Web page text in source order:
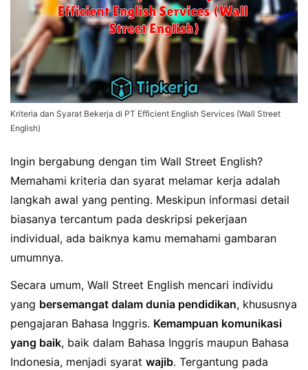
Kriteria dan Syarat Bekerja di PT Efficient English Services (Wall Street
English)
Ingin bergabung dengan tim Wall Street English?
Memahami kriteria dan syarat melamar kerja adalah
langkah awal yang penting. Meskipun informasi detail
biasanya tercantum pada deskripsi pekerjaan
individual, ada baiknya kamu memahami gambaran
umumnya.
Secara umum, Wall Street English mencari individu
yang bersemangat dalam dunia pendidikan, khususnya
pengajaran Bahasa Inggris. Kemampuan komunikasi
yang baik, baik dalam Bahasa Inggris maupun Bahasa
Indonesia, menjadi syarat wajib. Tergantung pada